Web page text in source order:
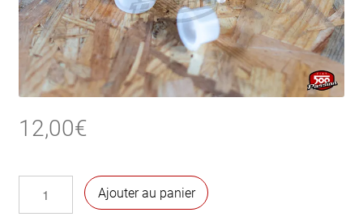
12,00€
Ajouter au panier